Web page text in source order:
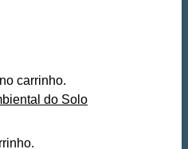
carrinho.
do Solo